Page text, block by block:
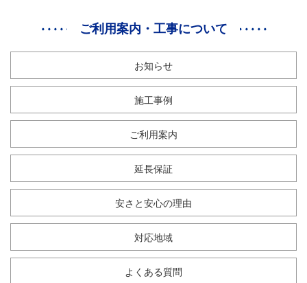
ご利用案内・工事について
お知らせ
施工事例
ご利用案内
延長保証
安さと安心の理由
対応地域
よくある質問